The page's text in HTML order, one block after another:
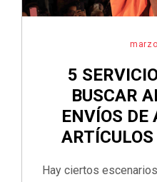
5
BUSCAR
ENVÍOS DE
Hay ciertos